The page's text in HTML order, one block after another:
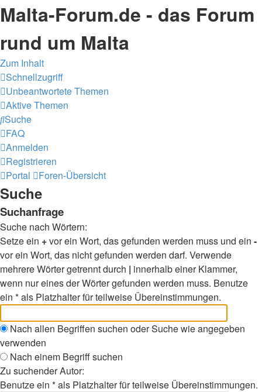
Malta-Forum.de - das Forum
rund um Malta
Zum Inhalt
Schnellzugriff
Unbeantwortete Themen
Aktive Themen
Suche
FAQ
Anmelden
Registrieren
Portal
Foren-Übersicht
Suche
Suchanfrage
Suche nach Wörtern:
Setze ein +vor ein Wort, das gefunden werden muss und ein -
vor ein Wort, das nicht gefunden werden darf. Verwende
mehrere Wörter getrennt durch | innerhalb einer Klammer,
wenn nur eines der Wörter gefunden werden muss. Benutze
ein * als Platzhalter für teilweise Übereinstimmungen.
Nach allen Begriffen suchen oder Suche wie angegeben
verwenden
Nach einem Begriff suchen
Zu suchender Autor:
Benutze ein * als Platzhalter für teilweise Übereinstimmungen.